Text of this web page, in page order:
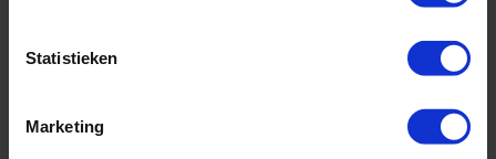
Statistieken
Marketing
Trainings afstemming
Om te weten of u op de goede weg bent, moet u altijd